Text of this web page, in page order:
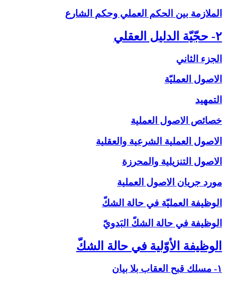
الملازمة بين الحكم العملي وحكم الشارع
۲- حجّيّة الدليل العقلي‏
الجزء الثاني
الاصول العمليّة
التمهيد
خصائص الاصول العملية
الاصول العملية الشرعية والعقلية
الاصول التنزيلية والمحرزة
مورد جريان الاصول العملية
الوظيفة العمليّة في حالة الشكّ‏
الوظيفة في حالة الشكّ البَدويّ
الوظيفة الأوّلية في حالة الشكّ‏
۱- مسلك قبح العقاب بلا بيان